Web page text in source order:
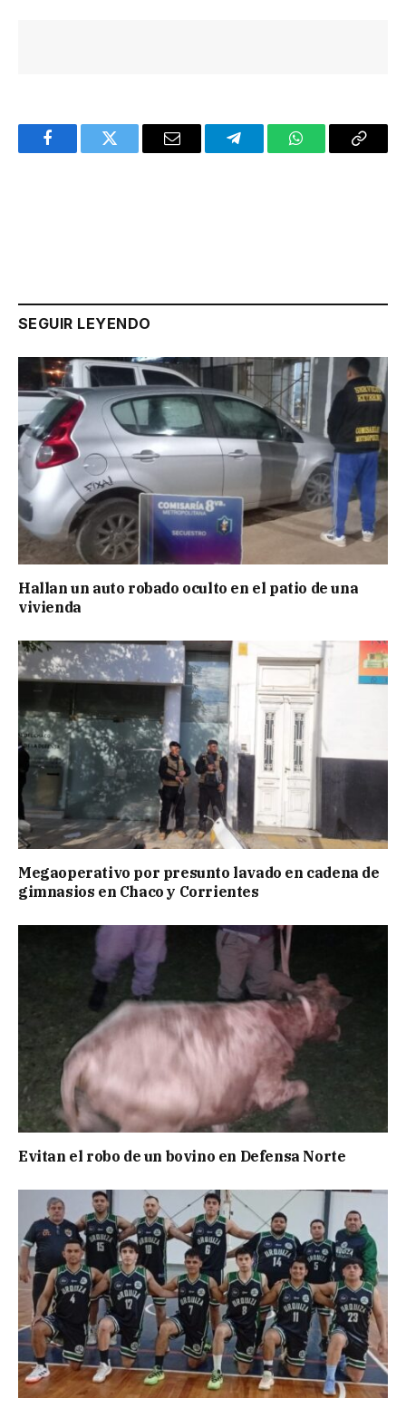
FacebookTwitter Email TelegramWhatsAppCopy
SEGUIR LEYENDO
Hallan un auto robado oculto en el patio de una
vivienda
Megaoperativo por presunto lavado en cadena de
gimnasios en Chaco y Corrientes
Evitan el robo de un bovino en Defensa Norte